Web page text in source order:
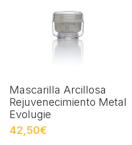
Mascarilla Arcillosa
Rejuvenecimiento Metal
Evolugie
42,50€